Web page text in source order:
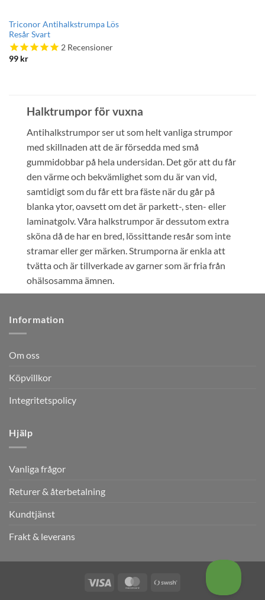
Triconor Antihalkstrumpa Lös
Resår Svart
2Recensioner
99 kr
Halktrumpor för vuxna
Antihalkstrumpor ser ut som helt vanliga strumpor
med skillnaden att de är försedda med små
gummidobbar på hela undersidan. Det gör att du får
den värme och bekvämlighet som du är van vid,
samtidigt som du får ett bra fäste när du går på
blanka ytor, oavsett om det är parkett-, sten- eller
laminatgolv. Våra halkstrumpor är dessutom extra
sköna då de har en bred, lössittande resår som inte
stramar eller ger märken. Strumporna är enkla att
tvätta och är tillverkade av garner som är fria från
ohälsosamma ämnen.
Information
Om oss
Köpvillkor
Integritetspolicy
Hjälp
Vanliga frågor
Returer & återbetalning
Kundtjänst
Frakt & leverans
Visa MasterCard